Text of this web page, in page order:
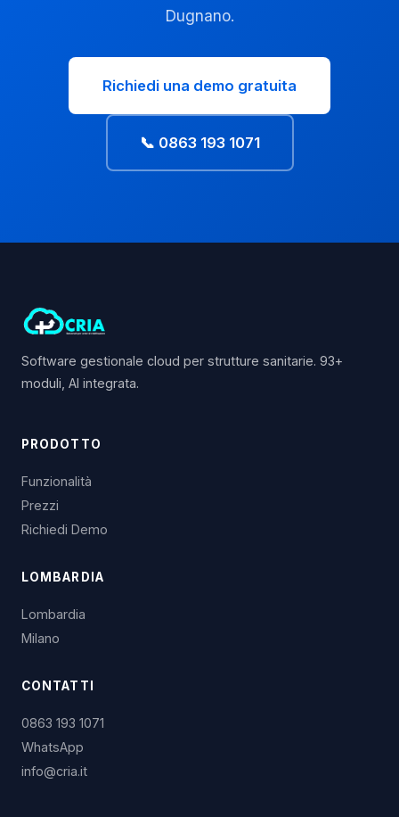
Dugnano.
Richiedi una demo gratuita
📞 0863 193 1071
Software gestionale cloud per strutture sanitarie. 93+
moduli, AI integrata.
PRODOTTO
Funzionalità
Prezzi
Richiedi Demo
LOMBARDIA
Lombardia
Milano
CONTATTI
0863 193 1071
WhatsApp
info@cria.it